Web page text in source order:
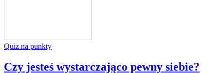
Quiz na punkty
Czy jesteś wystarczająco pewny siebie?